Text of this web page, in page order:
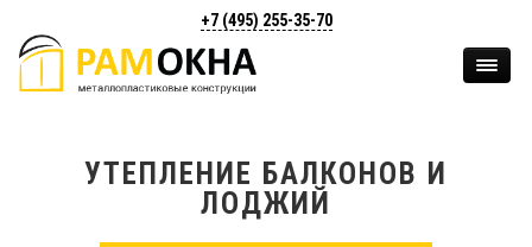
+7 (495) 255-35-70
УТЕПЛЕНИЕ БАЛКОНОВ И
ЛОДЖИЙ